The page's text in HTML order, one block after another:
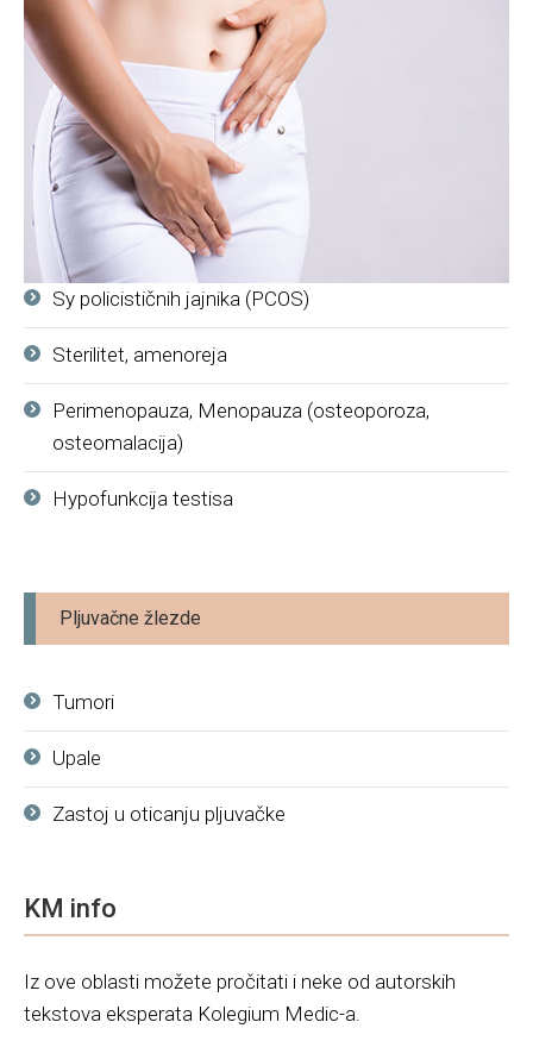
Sy policističnih jajnika (PCOS)
Sterilitet, amenoreja
Perimenopauza, Menopauza (osteoporoza,
osteomalacija)
Hypofunkcija testisa
Pljuvačne žlezde
Tumori
Upale
Zastoj u oticanju pljuvačke
KM info
Iz ove oblasti možete pročitati i neke od autorskih
tekstova eksperata Kolegium Medic-a.